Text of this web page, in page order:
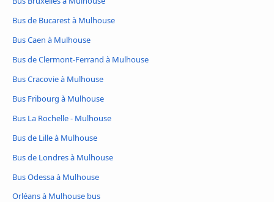
Bus de Bucarest à Mulhouse
Bus Caen à Mulhouse
Bus de Clermont-Ferrand à Mulhouse
Bus Cracovie à Mulhouse
Bus Fribourg à Mulhouse
Bus La Rochelle - Mulhouse
Bus de Lille à Mulhouse
Bus de Londres à Mulhouse
Bus Odessa à Mulhouse
Orléans à Mulhouse bus